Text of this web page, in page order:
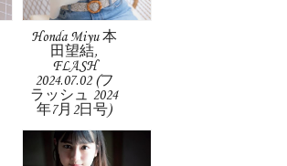
Honda Miyu 本
田望結,
FLASH
2024.07.02 (フ
ラッシュ 2024
年7月2日号)